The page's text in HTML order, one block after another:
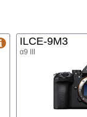
ILCE-9M3
α9 III